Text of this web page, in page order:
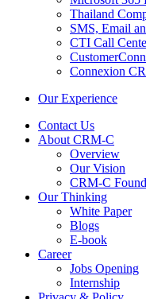
Thailand
SMS, Email
CTI Call
Connexion
Our Experience
Contact Us
About CRM-C
Overview
Our Vision
CRM-C
Our Thinking
White Paper
Blogs
E-book
Career
Jobs Opening
Internship